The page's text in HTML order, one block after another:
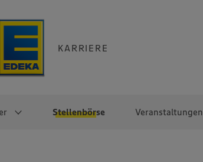
KARRIERE
Stellenbörse Veranstaltungen